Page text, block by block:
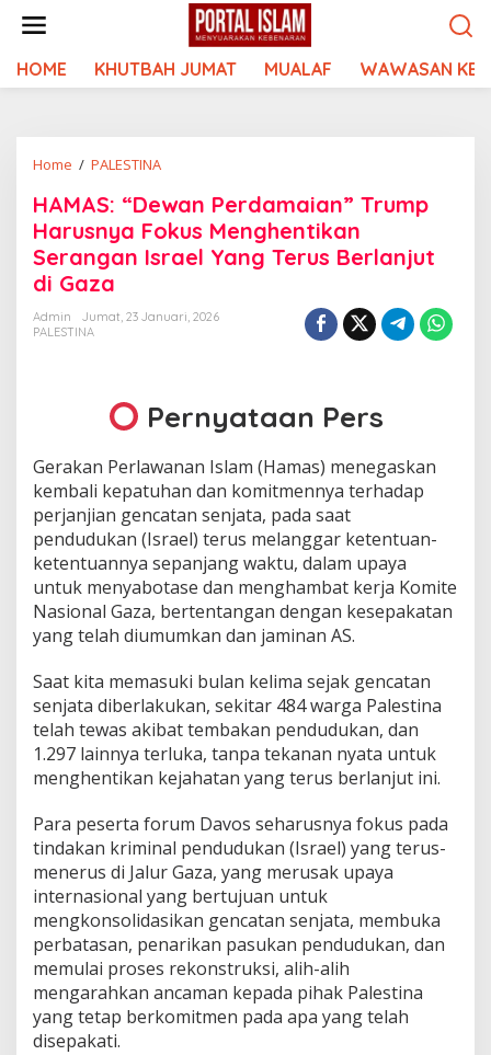
HOME KHUTBAH JUMAT MUALAF WAWASAN
Home / PALESTINAHAMAS:
Perdamaian"
Trump
Harusnya
Serangan
Berlanjut
di
HAMAS: “Dewan Perdamaian” Trump
Harusnya Fokus Menghentikan
Serangan Israel Yang Terus Berlanjut
di Gaza
Admin
Jumat, 23 Januari, 2026
PALESTINA
Pernyataan Pers
Gerakan Perlawanan Islam (Hamas) menegaskan
kembali kepatuhan dan komitmennya terhadap
perjanjian gencatan senjata, pada saat
pendudukan (Israel) terus melanggar ketentuan-
ketentuannya sepanjang waktu, dalam upaya
untuk menyabotase dan menghambat kerja Komite
Nasional Gaza, bertentangan dengan kesepakatan
yang telah diumumkan dan jaminan AS.
Saat kita memasuki bulan kelima sejak gencatan
senjata diberlakukan, sekitar 484 warga Palestina
telah tewas akibat tembakan pendudukan, dan
1.297 lainnya terluka, tanpa tekanan nyata untuk
menghentikan kejahatan yang terus berlanjut ini.
Para peserta forum Davos seharusnya fokus pada
tindakan kriminal pendudukan (Israel) yang terus-
menerus di Jalur Gaza, yang merusak upaya
internasional yang bertujuan untuk
mengkonsolidasikan gencatan senjata, membuka
perbatasan, penarikan pasukan pendudukan, dan
memulai proses rekonstruksi, alih-alih
mengarahkan ancaman kepada pihak Palestina
yang tetap berkomitmen pada apa yang telah
disepakati.